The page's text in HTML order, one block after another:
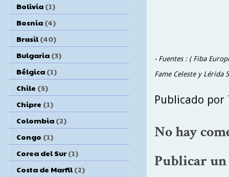
- Fuentes : ( Fiba
Fame Celeste y Lérida
Publicado por
No hay
Publicar
Bolivia (1)
Bosnia (4)
Brasil (40)
Bulgaria (3)
Bélgica (1)
Chile (5)
Chipre (1)
Colombia (2)
Congo (1)
Corea del Sur (1)
Costa de Marfil (2)